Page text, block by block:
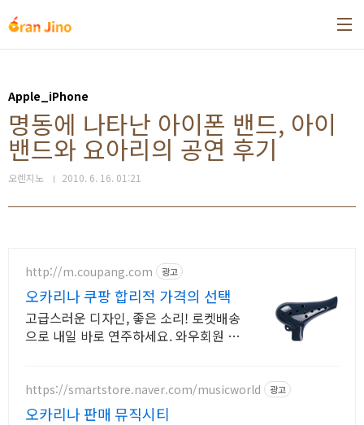
Apple_iPhone
명동에 나타난 아이폰 밴드, 아이
밴드와 요아리의 공연 후기
오렌지노 2010. 6. 16. 01:21
http://m.coupang.com 광고
오카리나 쿠팡 합리적 가격의 선택
고급스러운 디자인, 좋은 소리! 로켓배송
으로 내일 바로 연주하세요. 와우회원 무
https://smartstore.naver.com/musicworld 광고
오카리나 판매 뮤직시티